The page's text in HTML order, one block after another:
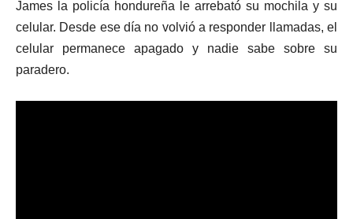
James la policía hondureña le arrebató su mochila y su
celular. Desde ese día no volvió a responder llamadas, el
celular permanece apagado y nadie sabe sobre su
paradero.